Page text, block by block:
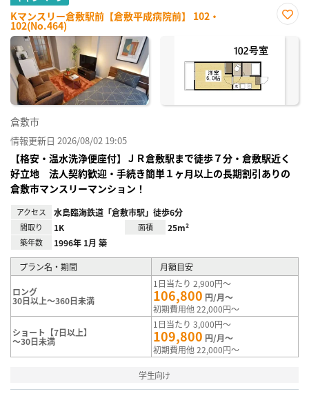
Kマンスリー倉敷駅前【倉敷平成病院前】 102・
102(No.464)
に入
倉敷市
情報更新日 2026/08/02 19:05
【格安・温水洗浄便座付】ＪＲ倉敷駅まで徒歩７分・倉敷駅近く
好立地 法人契約歓迎・手続き簡単１ヶ月以上の長期割引ありの
倉敷市マンスリーマンション！
アクセス 水島臨海鉄道「倉敷市駅」徒歩6分
間取り 1K 面積 25m²
築年数 1996年 1月 築
プラン名・期間 月額目安
ロング
30日以上～360日未満
1日当たり 2,900円～
106,800 円/月～
初期費用他 22,000円～
ショート【7日以上】
～30日未満
1日当たり 3,000円～
109,800 円/月～
初期費用他 22,000円～
学生向け